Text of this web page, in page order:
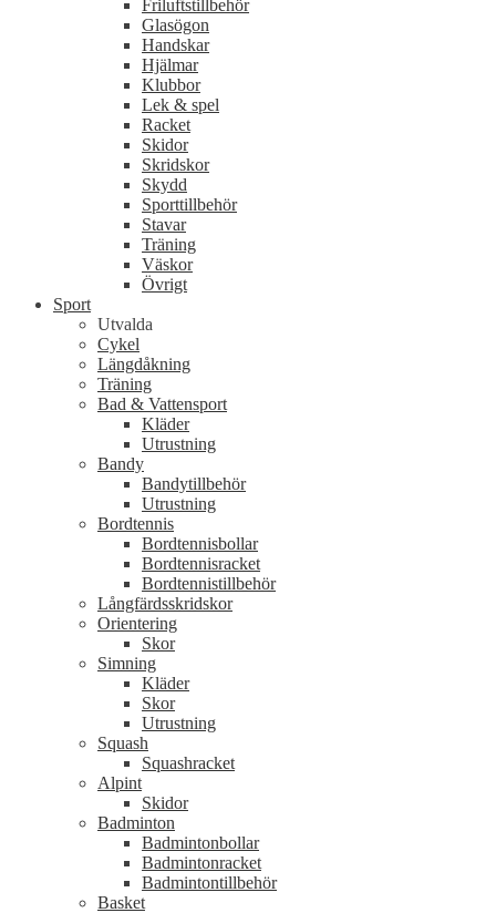
Friluftstillbehör
Glasögon
Handskar
Hjälmar
Klubbor
Lek & spel
Racket
Skidor
Skridskor
Skydd
Sporttillbehör
Stavar
Träning
Väskor
Övrigt
Sport
Utvalda
Cykel
Längdåkning
Träning
Bad & Vattensport
Kläder
Utrustning
Bandy
Bandytillbehör
Utrustning
Bordtennis
Bordtennisbollar
Bordtennisracket
Bordtennistillbehör
Långfärdsskridskor
Orientering
Skor
Simning
Kläder
Skor
Utrustning
Squash
Squashracket
Alpint
Skidor
Badminton
Badmintonbollar
Badmintonracket
Badmintontillbehör
Basket